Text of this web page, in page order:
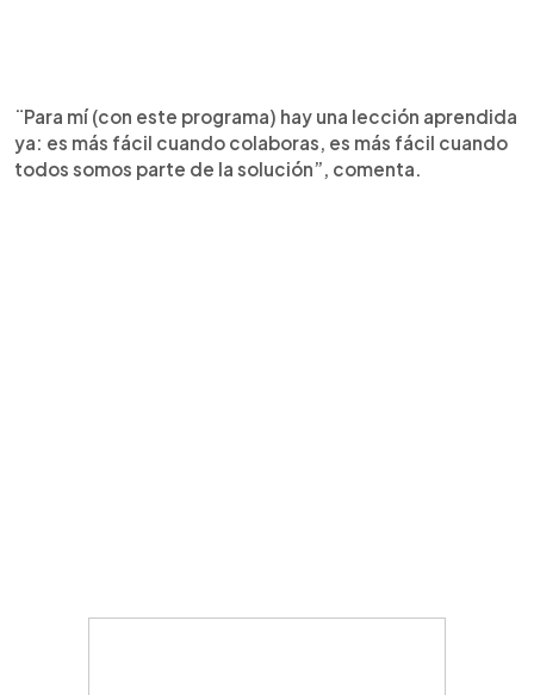
¨Para mí (con este programa) hay una lección aprendida
ya: es más fácil cuando colaboras, es más fácil cuando
todos somos parte de la solución”, comenta.